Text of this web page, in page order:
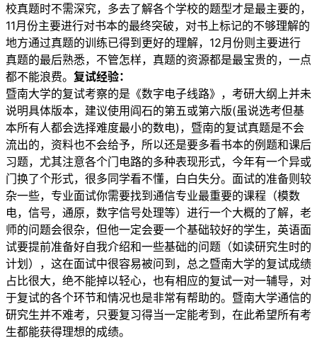
校真题时不需深究，多去了解各个学校的题型才是最主要的，
11月份主要进行对书本的最终突破，对书上标记的不够理解的
地方通过真题的训练已得到更好的理解，12月份则主要进行
真题的最后熟悉，不管怎样，真题的资源都是最宝贵的，一点
都不能浪费。 复试经验：
暨南大学的复试考察的是《数字电子线路》，考研大纲上并未
说明具体版本，建议使用阎石的第五或第六版(虽说选考但基
本所有人都会选择难度最小的数电)，暨南的复试真题是不会
流出的，资料也不会给予，所以还是要多看书本的例题和课后
习题，尤其注意各个门电路的多种表现形式，今年有一个异或
门换了个形式，很多同学看不懂，白白失分。面试的准备则较
杂一些，专业面试你需要找到通信专业最重要的课程（模数
电，信号，通原，数字信号处理等）进行一个大概的了解，老
师的问题会很杂，但他一定会要一个基础较好的学生，英语面
试要提前准备好自我介绍和一些基础的问题（如读研究生时的
计划），这在面试中很容易被问到，总之暨南大学的复试成绩
占比很大，绝不能掉以轻心，也有相应的复试一对一辅导，对
于复试的各个环节和情况也是非常有帮助的。暨南大学通信的
研究生并不难考，只要复习得当一定能考到，在此希望所有考
生都能获得理想的成绩。